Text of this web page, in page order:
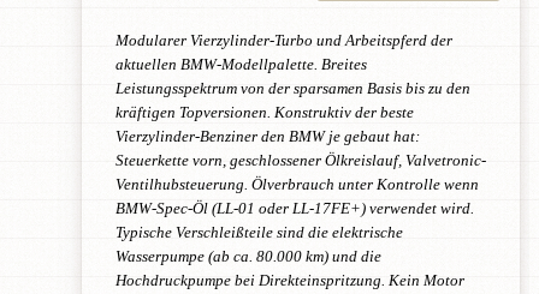
Modularer Vierzylinder-Turbo und Arbeitspferd der
aktuellen BMW-Modellpalette. Breites
Leistungsspektrum von der sparsamen Basis bis zu den
kräftigen Topversionen. Konstruktiv der beste
Vierzylinder-Benziner den BMW je gebaut hat:
Steuerkette vorn, geschlossener Ölkreislauf, Valvetronic-
Ventilhubsteuerung. Ölverbrauch unter Kontrolle wenn
BMW-Spec-Öl (LL-01 oder LL-17FE+) verwendet wird.
Typische Verschleißteile sind die elektrische
Wasserpumpe (ab ca. 80.000 km) und die
Hochdruckpumpe bei Direkteinspritzung. Kein Motor